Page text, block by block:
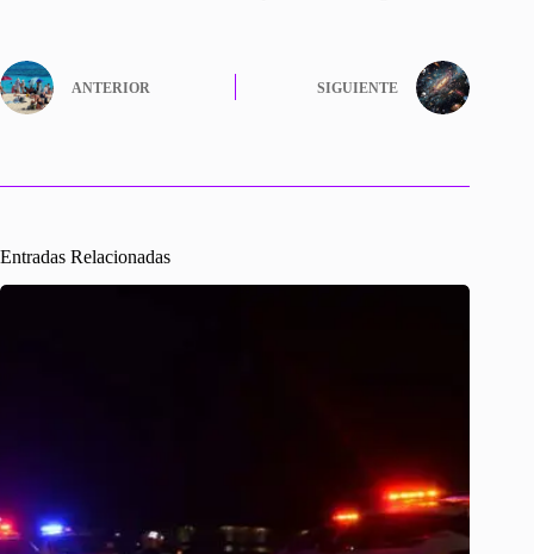
ANTERIOR SIGUIENTE
Entradas Relacionadas